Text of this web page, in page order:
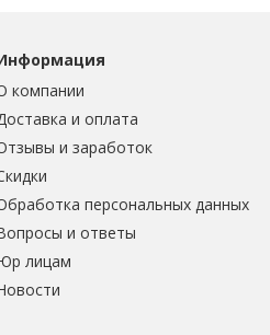
компании
и оплата
и заработок
персональных данных
и ответы
лицам